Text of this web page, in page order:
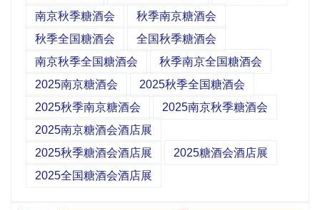
南京秋季糖酒会
秋季南京糖酒会
秋季全国糖酒会
全国秋季糖酒会
南京秋季全国糖酒会
秋季南京全国糖酒会
2025南京糖酒会
2025秋季全国糖酒会
2025秋季南京糖酒会
2025南京秋季糖酒会
2025南京糖酒会酒店展
2025秋季糖酒会酒店展
2025糖酒会酒店展
2025全国糖酒会酒店展